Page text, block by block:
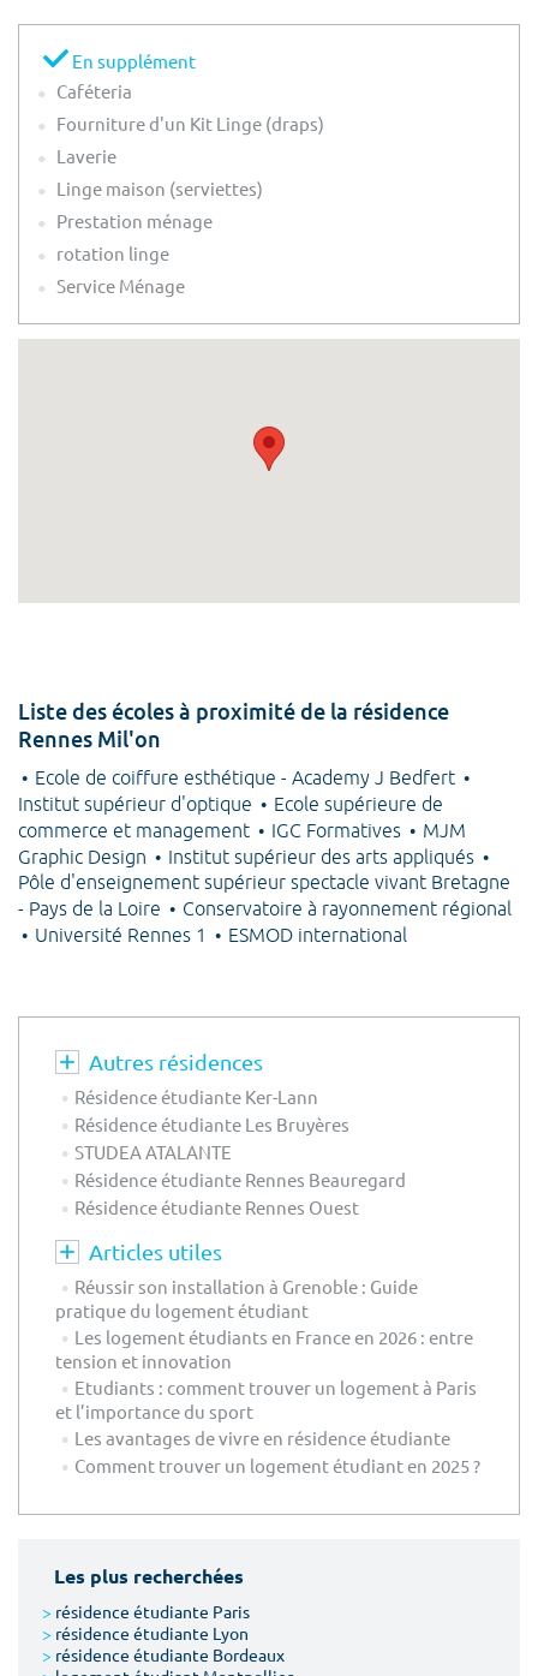
En supplément
Caféteria
Fourniture d'un Kit Linge (draps)
Laverie
Linge maison (serviettes)
Prestation ménage
rotation linge
Service Ménage
Liste des écoles à proximité de la résidence
Rennes Mil'on
Ecole de coiffure esthétique - Academy J Bedfert
Institut supérieur d'optique
Ecole supérieure de
commerce et management
IGC Formatives
MJM
Graphic Design
Institut supérieur des arts appliqués
Pôle d'enseignement supérieur spectacle vivant Bretagne
- Pays de la Loire
Conservatoire à rayonnement régional
Université Rennes 1
ESMOD international
Autres résidences
Résidence étudiante Ker-Lann
Résidence étudiante Les Bruyères
STUDEA ATALANTE
Résidence étudiante Rennes Beauregard
Résidence étudiante Rennes Ouest
Articles utiles
Réussir son installation à Grenoble : Guide
pratique du logement étudiant
Les logement étudiants en France en 2026 : entre
tension et innovation
Etudiants : comment trouver un logement à Paris
et l’importance du sport
Les avantages de vivre en résidence étudiante
Comment trouver un logement étudiant en 2025 ?
Les plus recherchées
> résidence étudiante Paris
> résidence étudiante Lyon
> résidence étudiante Bordeaux